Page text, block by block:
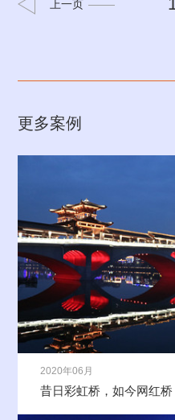
上一页
更多案例
2020年06月